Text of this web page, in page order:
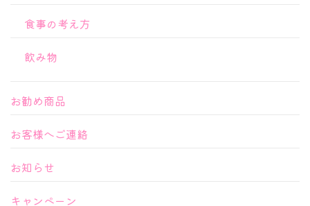
食事の考え方
飲み物
お勧め商品
お客様へご連絡
お知らせ
キャンペーン